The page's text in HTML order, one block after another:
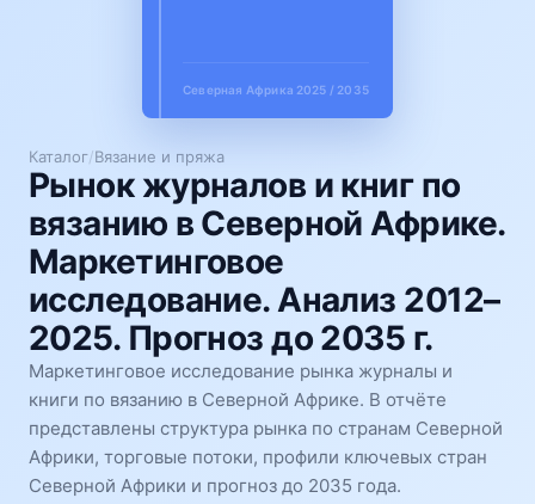
Каталог/Вязание и пряжа
Рынок журналов и книг по
вязанию в Северной Африке.
Маркетинговое
исследование. Анализ 2012–
2025. Прогноз до 2035 г.
Маркетинговое исследование рынка журналы и
книги по вязанию в Северной Африке. В отчёте
представлены структура рынка по странам Северной
Африки, торговые потоки, профили ключевых стран
Северной Африки и прогноз до 2035 года.
Северная Африка 2025 / 2035